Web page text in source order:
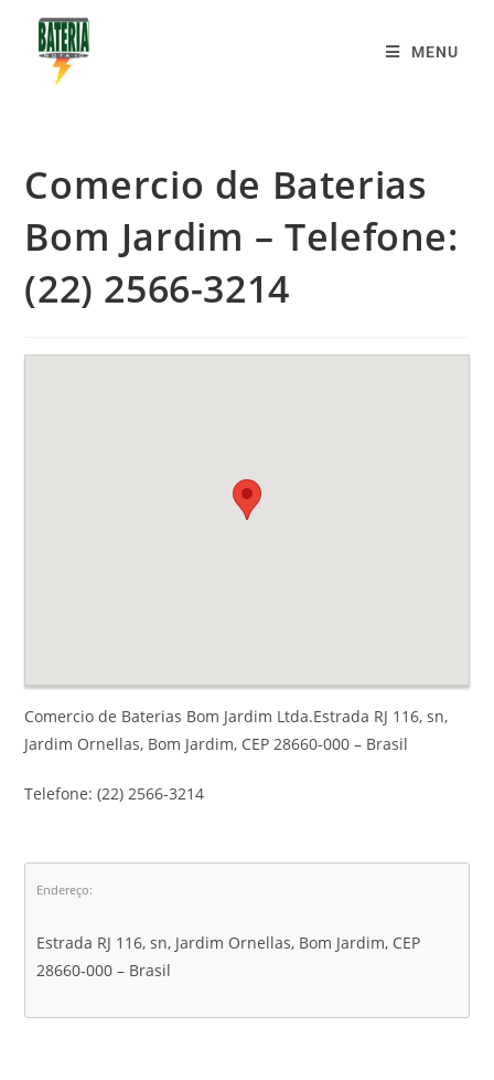
MENU
Comercio de Baterias
Bom Jardim – Telefone:
(22) 2566-3214
Comercio de Baterias Bom Jardim Ltda.Estrada RJ 116, sn,
Jardim Ornellas, Bom Jardim, CEP 28660-000 – Brasil
Telefone: (22) 2566-3214
Endereço:
Estrada RJ 116, sn, Jardim Ornellas, Bom Jardim, CEP
28660-000 – Brasil